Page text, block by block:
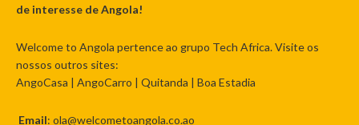
de interesse de Angola!
Welcome to Angola pertence ao grupo Tech Africa. Visite os
nossos outros sites:
AngoCasa | AngoCarro | Quitanda | Boa Estadia
Email: ola@welcometoangola.co.ao